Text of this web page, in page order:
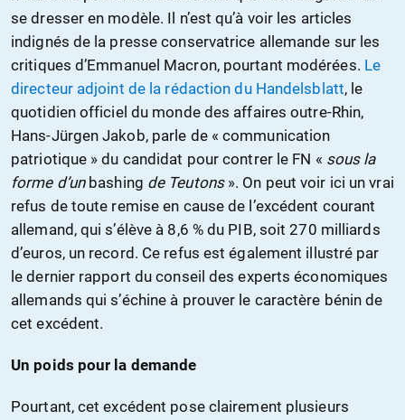
se dresser en modèle. Il n’est qu’à voir les articles
indignés de la presse conservatrice allemande sur les
critiques d’Emmanuel Macron, pourtant modérées. Le
directeur adjoint de la rédaction du Handelsblatt, le
quotidien officiel du monde des affaires outre-Rhin,
Hans-Jürgen Jakob, parle de « communication
patriotique » du candidat pour contrer le FN « sous la
forme d’un bashing de Teutons». On peut voir ici un vrai
refus de toute remise en cause de l’excédent courant
allemand, qui s’élève à 8,6 % du PIB, soit 270 milliards
d’euros, un record. Ce refus est également illustré par
le dernier rapport du conseil des experts économiques
allemands qui s’échine à prouver le caractère bénin de
cet excédent.
Un poids pour la demande
Pourtant, cet excédent pose clairement plusieurs